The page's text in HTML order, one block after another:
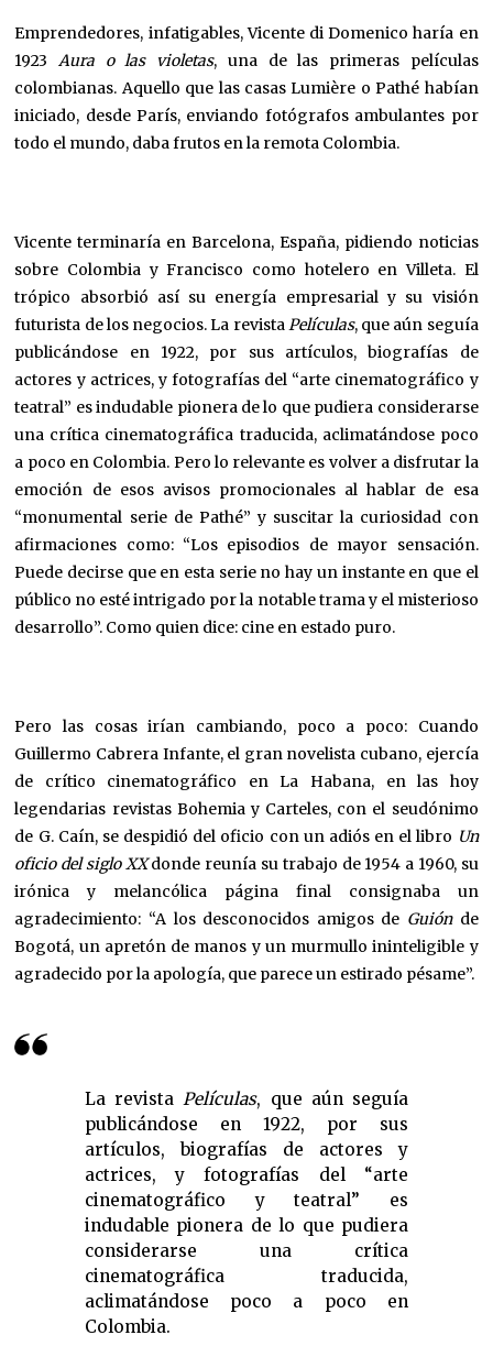
Emprendedores, infatigables, Vicente di Domenico haría en
1923Aura o las violetas, una de las primeras películas
colombianas. Aquello que las casas Lumière o Pathé habían
iniciado, desde París, enviando fotógrafos ambulantes por
todo el mundo, daba frutos en la remota Colombia.
Vicente terminaría en Barcelona, España, pidiendo noticias
sobre Colombia y Francisco como hotelero en Villeta. El
trópico absorbió así su energía empresarial y su visión
futurista de los negocios. La revistaPelículas, que aún seguía
publicándose en 1922, por sus artículos, biografías de
actores y actrices, y fotografías del “arte cinematográfico y
teatral” es indudable pionera de lo que pudiera considerarse
una crítica cinematográfica traducida, aclimatándose poco
a poco en Colombia. Pero lo relevante es volver a disfrutar la
emoción de esos avisos promocionales al hablar de esa
“monumental serie de Pathé” y suscitar la curiosidad con
afirmaciones como: “Los episodios de mayor sensación.
Puede decirse que en esta serie no hay un instante en que el
público no esté intrigado por la notable trama y el misterioso
desarrollo”. Como quien dice: cine en estado puro.
Pero las cosas irían cambiando, poco a poco: Cuando
Guillermo Cabrera Infante, el gran novelista cubano, ejercía
de crítico cinematográfico en La Habana, en las hoy
legendarias revistas Bohemia y Carteles, con el seudónimo
de G. Caín, se despidió del oficio con un adiós en el libro Un
oficio del siglo XXdonde reunía su trabajo de 1954 a 1960, su
irónica y melancólica página final consignaba un
agradecimiento: “A los desconocidos amigos de Guiónde
Bogotá, un apretón de manos y un murmullo ininteligible y
agradecido por la apología, que parece un estirado pésame”.
La revistaPelículas, que aún seguía
publicándose en 1922, por sus
artículos, biografías de actores y
actrices, y fotografías del “arte
cinematográfico y teatral” es
indudable pionera de lo que pudiera
considerarse una crítica
cinematográfica traducida,
aclimatándose poco a poco en
Colombia.